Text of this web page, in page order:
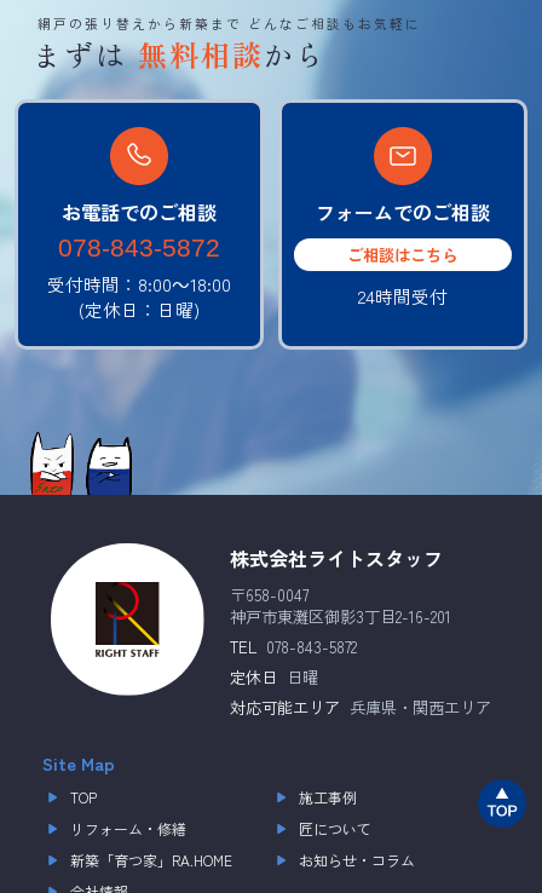
網戸の張り替えから新築まで どんなご相談もお気軽に
まずは 無料相談から
お電話でのご相談
078-843-5872
受付時間：8:00～18:00
(定休日：日曜)
フォームでのご相談
ご相談はこちら
24時間受付
株式会社ライトスタッフ
〒658-0047
神戸市東灘区御影3丁目2-16-201
TEL 078-843-5872
定休日
日曜
対応可能エリア 兵庫県・関西エリア
Site Map
TOP
施工事例
リフォーム・修繕
匠について
新築「育つ家」RA.HOME
お知らせ・コラム